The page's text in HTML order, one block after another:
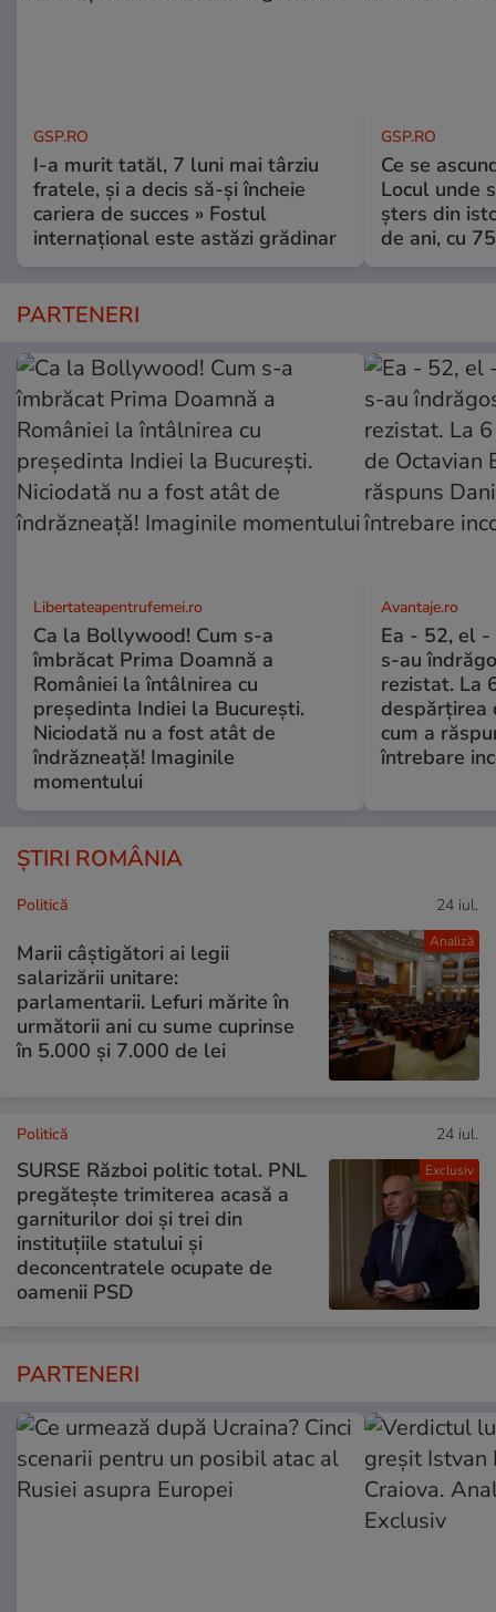
GSP.RO
I-a murit tatăl, 7 luni mai târziu
fratele, și a decis să-și încheie
cariera de succes » Fostul
internațional este astăzi grădinar
GSP.RO
Ce se
Locul unde
șters din
de ani, cu
PARTENERI
Libertateapentrufemei.ro
Ca la Bollywood! Cum s-a
îmbrăcat Prima Doamnă a
României la întâlnirea cu
președinta Indiei la București.
Niciodată nu a fost atât de
îndrăzneață! Imaginile
momentului
Avantaje.ro
Ea - 52, el -
s-au
rezistat. La
despărțirea
cum a
întrebare
ȘTIRI ROMÂNIA
Analiză
Politică 24 iul.
Marii câștigători ai legii
salarizării unitare:
parlamentarii. Lefuri mărite în
următorii ani cu sume cuprinse
în 5.000 și 7.000 de lei
Exclusiv
Politică 24 iul.
SURSE Război politic total. PNL
pregătește trimiterea acasă a
garniturilor doi și trei din
instituțiile statului și
deconcentratele ocupate de
oamenii PSD
PARTENERI